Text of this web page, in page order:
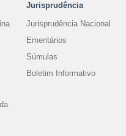
Jurisprudência
Jurisprudência Nacional
Ementários
Súmulas
Boletim Informativo